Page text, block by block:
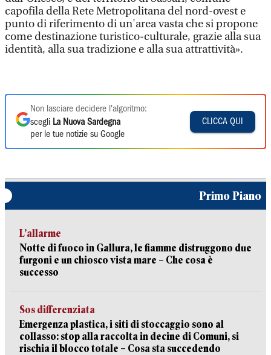
capofila della Rete Metropolitana del nord-ovest e
punto di riferimento di un'area vasta che si propone
come destinazione turistico-culturale, grazie alla sua
identità, alla sua tradizione e alla sua attrattività».
Non lasciare decidere l'algoritmo:
scegli La Nuova Sardegna
per le tue notizie su Google
CLICCA QUI
Primo Piano
L’allarme
Notte di fuoco in Gallura, le fiamme distruggono due
furgoni e un chiosco vista mare – Che cosa è
successo
Sos differenziata
Emergenza plastica, i siti di stoccaggio sono al
collasso: stop alla raccolta in decine di Comuni, si
rischia il blocco totale – Cosa sta succedendo